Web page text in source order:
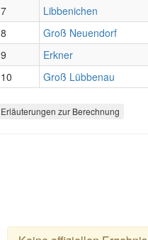
7
Libbenichen
8
Groß Neuendorf
9
Erkner
10
Groß Lübbenau
Erläuterungen zur Berechnung